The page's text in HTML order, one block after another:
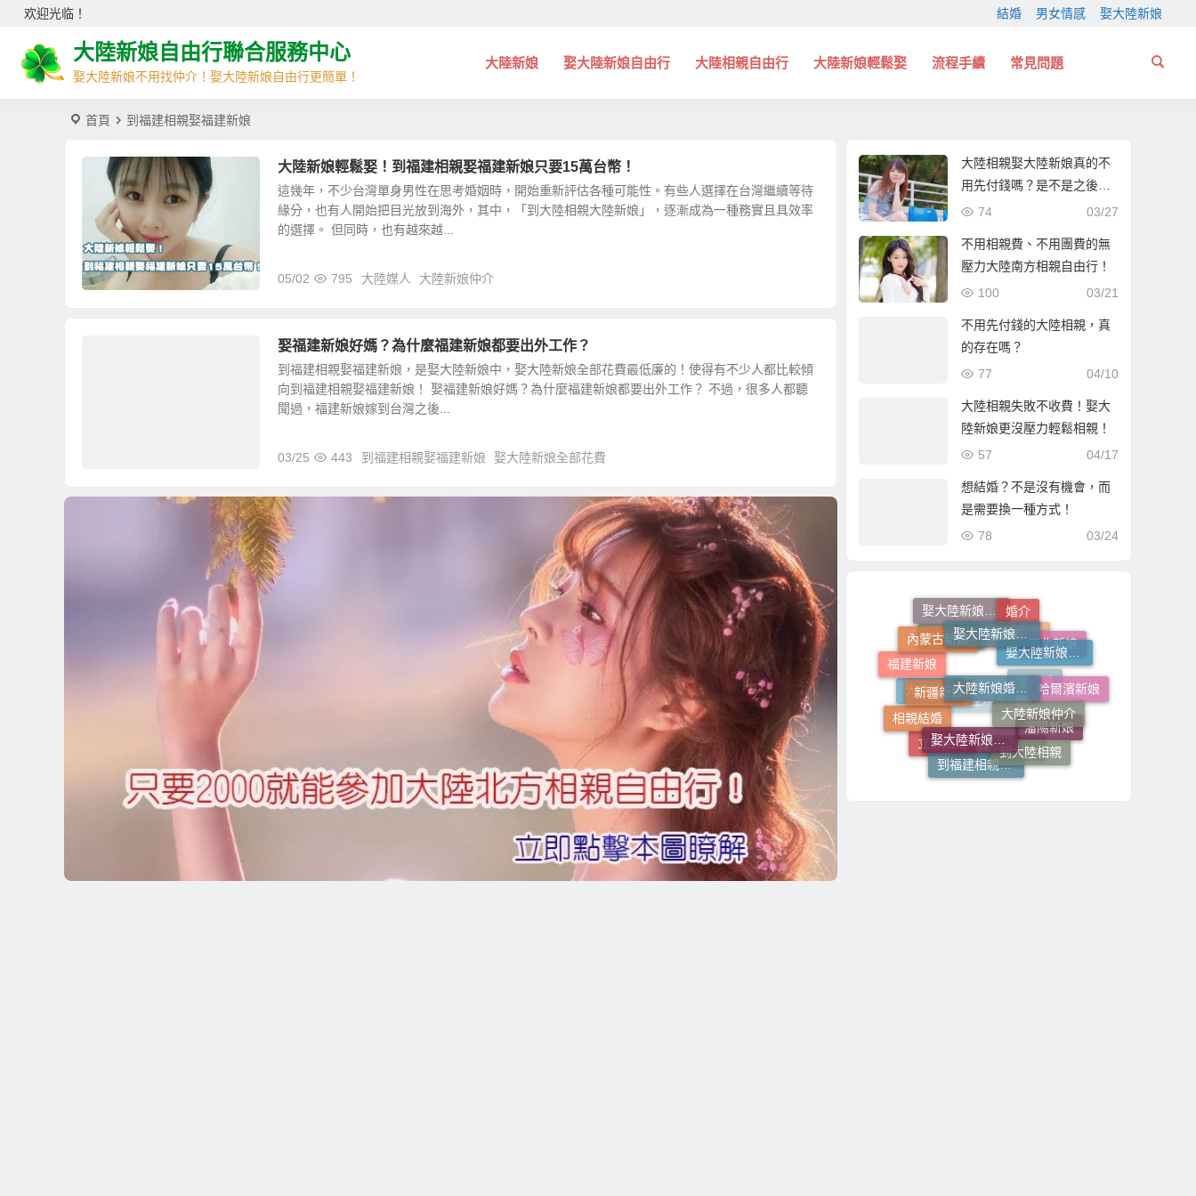
欢迎光临！ 結婚 男女情感 娶大陸新娘
大陸新娘自由行聯合服務中心
娶大陸新娘不用找仲介！娶大陸新娘自由行更簡單！
大陸新娘 娶大陸新娘自由行 大陸相親自由行 大陸新娘輕鬆娶 流程手續 常見問題
首頁 到福建相親娶福建新娘
大陸新娘輕鬆娶！到福建相親娶福建新娘只要15萬台幣！
這幾年，不少台灣單身男性在思考婚姻時，開始重新評估各種可能性。有些人選擇在台灣繼續等待
緣分，也有人開始把目光放到海外，其中，「到大陸相親大陸新娘」，逐漸成為一種務實且具效率
的選擇。 但同時，也有越來越...
05/02 795 大陸媒人 大陸新娘仲介
娶福建新娘好媽？為什麼福建新娘都要出外工作？
到福建相親娶福建新娘，是娶大陸新娘中，娶大陸新娘全部花費最低廉的！使得有不少人都比較傾
向到福建相親娶福建新娘！ 娶福建新娘好媽？為什麼福建新娘都要出外工作？ 不過，很多人都聽
聞過，福建新娘嫁到台灣之後...
03/25 443 到福建相親娶福建新娘 娶大陸新娘全部花費
大陸相親娶大陸新娘真的不
用先付錢嗎？是不是之後會
有隱藏費用？
03/27
74
不用相親費、不用團費的無
壓力大陸南方相親自由行！
03/21
100
不用先付錢的大陸相親，真
的存在嗎？
04/10
77
大陸相親失敗不收費！娶大
陸新娘更沒壓力輕鬆相親！
04/17
57
想結婚？不是沒有機會，而
是需要換一種方式！
03/24
78
到大陸相親娶大陸新娘
大連新娘
娶大陸新娘的費用 婚介
東北新娘
想結婚
大陸媒人
大陸相親
福建新娘
內蒙古新娘
娶大陸新娘全部費用
娶大陸新娘的流程步驟
哈爾濱新娘
瀋陽新娘
大陸相親娶大陸新娘
立即結婚
相親結婚
新疆新娘
大陸新娘婚姻媒合
大陸新娘仲介
到大陸相親
到福建相親娶福建新娘
娶大陸新娘費用